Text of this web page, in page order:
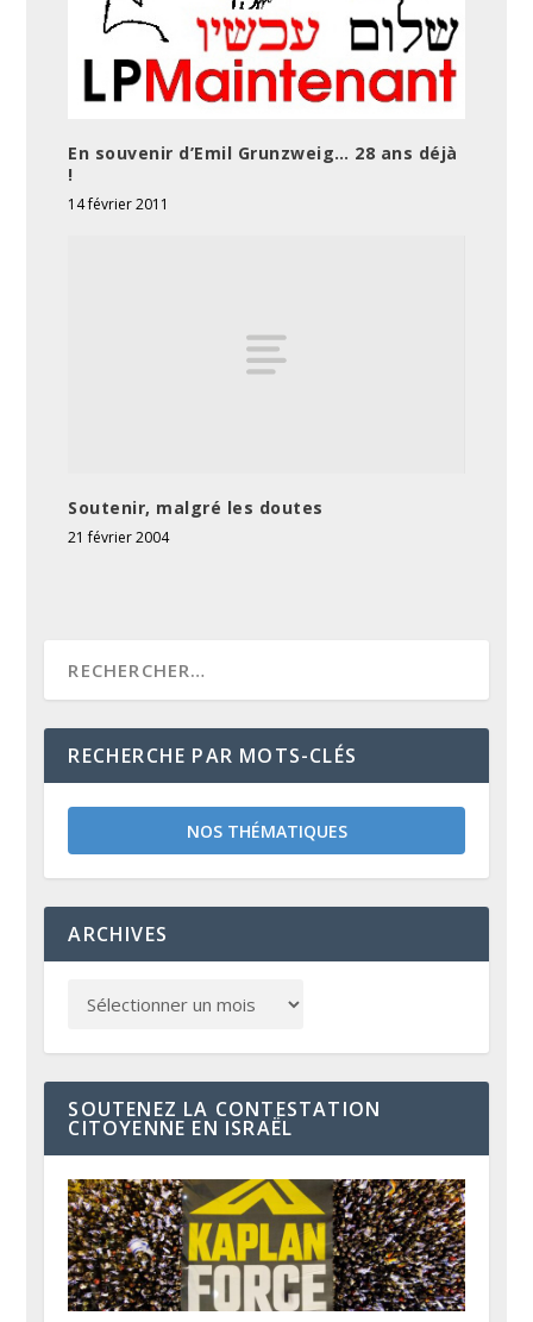
En souvenir d’Emil Grunzweig… 28 ans déjà
!
14 février 2011
Soutenir, malgré les doutes
21 février 2004
RECHERCHE PAR MOTS-CLÉS
NOS THÉMATIQUES
ARCHIVES
SOUTENEZ LA CONTESTATION
CITOYENNE EN ISRAËL